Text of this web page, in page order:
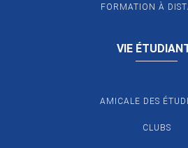
FORMATION À
VIE
AMICALE DES
CLUBS